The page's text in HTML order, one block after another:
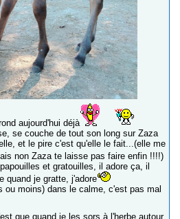
aujourd'hui déjà
se couche de tout son long sur Zaza
et le pire c'est qu'elle le fait...(elle me
non Zaza te laisse pas faire enfin !!!!)
et gratouilles, il adore ça, il
quand je gratte, j'adore
ou moins) dans le calme, c'est pas mal
que quand je les sors à l'herbe autour